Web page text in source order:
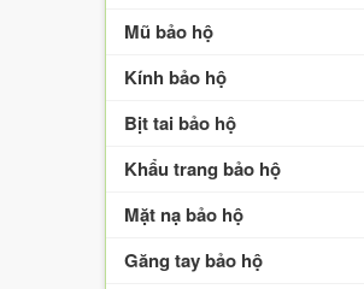
Mũ bảo hộ
Kính bảo hộ
Bịt tai bảo hộ
Khẩu trang bảo hộ
Mặt nạ bảo hộ
Găng tay bảo hộ